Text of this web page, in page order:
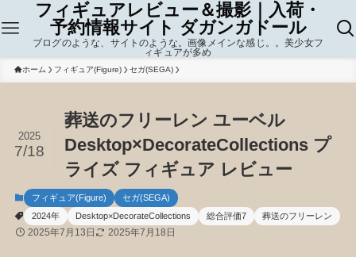
フィギュアレビュー＆撮影｜入荷・
予約情報サイト ダガンガドール
ブログのような、サイトのような。画像メインな感じ。。美少女フ
ィギュアが多め
ホーム フィギュア(Figure) セガ(SEGA)
葬送のフリーレン ユーベル
Desktop×DecorateCollections プ
ライズ フィギュア レビュー
2025
7/18
フィギュア(Figure)
セガ(SEGA)
2024年
Desktop×DecorateCollections 総合評価7 葬送のフリーレン
2025年7月13日 2025年7月18日